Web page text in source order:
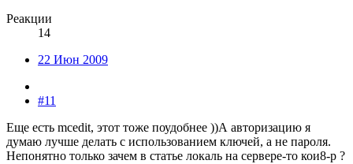
Реакции
14
22 Июн 2009
#11
Еще есть mcedit, этот тоже поудобнее ))А авторизацию я
думаю лучше делать с использованием ключей, а не пароля.
Непонятно только зачем в статье локаль на сервере-то кои8-р ?